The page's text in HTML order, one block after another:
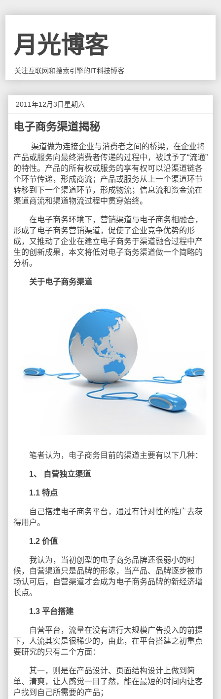
月光博客
关注互联网和搜索引擎的IT科技博客
2011年12月3日星期六
电子商务渠道揭秘
渠道做为连接企业与消费者之间的桥梁，在企业将
产品或服务向最终消费者传递的过程中，被赋予了“流通”
的特性。产品的所有权或服务的享有权可以沿渠道链各
个环节传递，形成商流；产品或服务从上一个渠道环节
转移到下一个渠道环节，形成物流；信息流和资金流在
渠道商流和渠道物流过程中贯穿始终。
在电子商务环境下，营销渠道与电子商务相融合，
形成了电子商务营销渠道，促使了企业竞争优势的形
成，又推动了企业在建立电子商务于渠道融合过程中产
生的创新成果，本文将低对电子商务渠道做一个简略的
分析。
关于电子商务渠道
笔者认为，电子商务目前的渠道主要有以下几种：
1、 自营独立渠道
1.1 特点
自己搭建电子商务平台，通过有针对性的推广去获
得用户。
1.2 价值
我认为，当初创型的电子商务品牌还很弱小的时
候，自营渠道只是品牌的形象，当产品、品牌逐步被市
场认可后，自营渠道才会成为电子商务品牌的新经济增
长点。
1.3 平台搭建
自营平台，流量在没有进行大规模广告投入的前提
下，人流其实是很稀少的，由此，在平台搭建之初重点
要研究的只有二个方面：
其一，则是在产品设计、页面结构设计上做到简
单、清爽，让人感觉一目了然，能在最短的时间内让客
户找到自己所需要的产品；